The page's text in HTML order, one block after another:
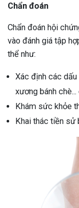
Chẩn đoán
Chẩn đoán hội
vào đánh giá tập
thể như:
Xác định các
xương bánh
Khám sức khỏe
Khai thác tiền sử